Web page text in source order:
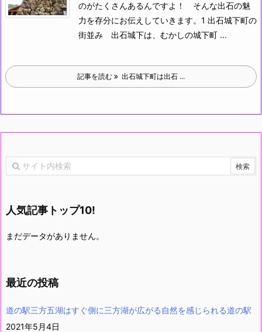
のがたくさんあるんですよ！
そんな出石の魅
力を存分にお伝えしていきます。 1 出石城下町の
街並み 出石城下は、むかしの城下町 ...
記事を読む 出石城下町は出石 ...
人気記事トップ10!
まだデータがありません。
最近の投稿
道の駅三方五湖はすぐ側に三方湖が広がる自然を感じられる道の駅
2021年5月4日